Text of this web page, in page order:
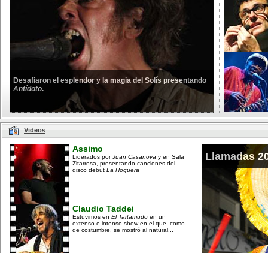
Desafiaron el esplendor y la magia del Solís presentando
Antídoto.
Videos
Assimo
Liderados porJuan Casanova y en Sala
Zitarrosa, presentando canciones del
disco debut La Hoguera
Claudio Taddei
Estuvimos en El Tartamudo en un
extenso e intenso show en el que, como
de costumbre, se mostró al natural...
Llamadas